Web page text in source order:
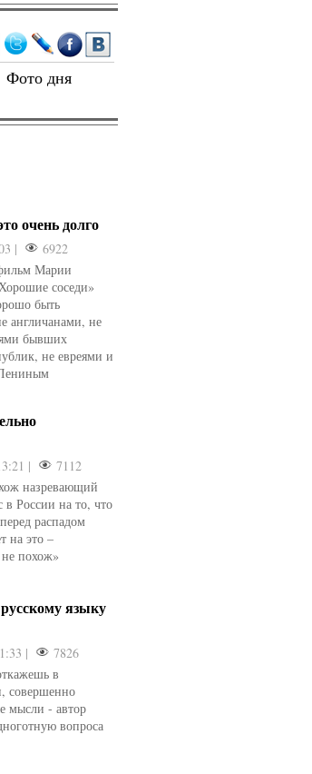
Фото дня
очень долго
|
6922
Марии
соседи»
быть
англичанами, не
бывших
не евреями и
|
7112
назревающий
в России на то, что
распадом
на это –
похож»
языку
|
7826
в
совершенно
мысли - автор
вопроса